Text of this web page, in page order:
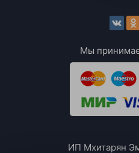
Мы
ИП Мхитарян